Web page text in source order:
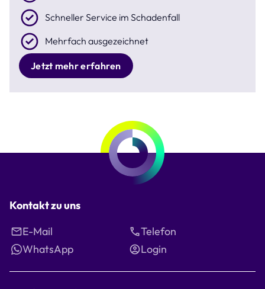
Schneller Service im Schadenfall
Mehrfach ausgezeichnet
Jetzt mehr erfahren
Kontakt zu uns
E-Mail
Telefon
WhatsApp
Login